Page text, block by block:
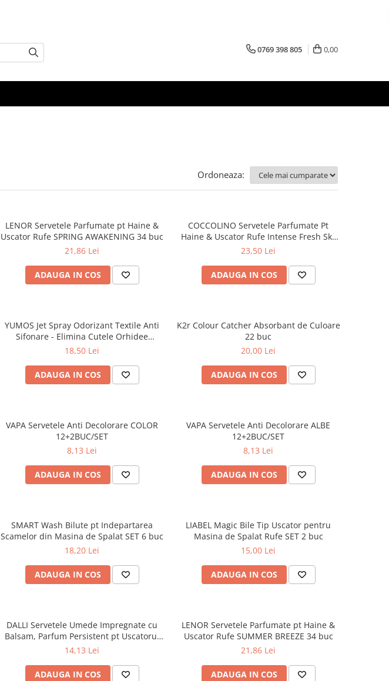
0769 398 805 0,00
Ordoneaza:
LENOR Servetele Parfumate pt Haine &
Uscator Rufe SPRING AWAKENING 34 buc
21,86 Lei
ADAUGA IN COS
COCCOLINO Servetele Parfumate Pt
Haine & Uscator Rufe Intense Fresh Sky
20 buc
23,50 Lei
ADAUGA IN COS
YUMOS Jet Spray Odorizant Textile Anti
Sifonare - Elimina Cutele Orhidee
Salbatica 200 ml
18,50 Lei
ADAUGA IN COS
K2r Colour Catcher Absorbant de Culoare
22 buc
20,00 Lei
ADAUGA IN COS
VAPA Servetele Anti Decolorare COLOR
12+2BUC/SET
8,13 Lei
ADAUGA IN COS
VAPA Servetele Anti Decolorare ALBE
12+2BUC/SET
8,13 Lei
ADAUGA IN COS
SMART Wash Bilute pt Indepartarea
Scamelor din Masina de Spalat SET 6 buc
18,20 Lei
ADAUGA IN COS
LIABEL Magic Bile Tip Uscator pentru
Masina de Spalat Rufe SET 2 buc
15,00 Lei
ADAUGA IN COS
DALLI Servetele Umede Impregnate cu
Balsam, Parfum Persistent pt Uscatorul
de Rufe 25 buc
14,13 Lei
ADAUGA IN COS
LENOR Servetele Parfumate pt Haine &
Uscator Rufe SUMMER BREEZE 34 buc
21,86 Lei
ADAUGA IN COS